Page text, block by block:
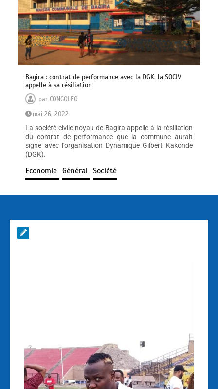
Bagira : contrat de performance avec la DGK, la SOCIV
appelle à sa résiliation
parCONGOLEO
mai 26, 2022
La société civile noyau de Bagira appelle à la résiliation
du contrat de performance que la commune aurait
signé avec l’organisation Dynamique Gilbert Kakonde
(DGK).
Economie Général Société